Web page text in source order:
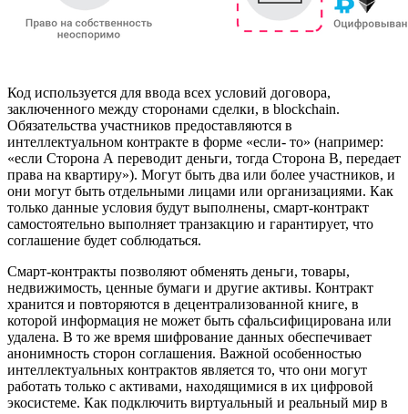
Код используется для ввода всех условий договора,
заключенного между сторонами сделки, в blockchain.
Обязательства участников предоставляются в
интеллектуальном контракте в форме «если- то» (например:
«если Сторона А переводит деньги, тогда Сторона В, передает
права на квартиру»). Могут быть два или более участников, и
они могут быть отдельными лицами или организациями. Как
только данные условия будут выполнены, смарт-контракт
самостоятельно выполняет транзакцию и гарантирует, что
соглашение будет соблюдаться.
Смарт-контракты позволяют обменять деньги, товары,
недвижимость, ценные бумаги и другие активы. Контракт
хранится и повторяются в децентрализованной книге, в
которой информация не может быть сфальсифицирована или
удалена. В то же время шифрование данных обеспечивает
анонимность сторон соглашения. Важной особенностью
интеллектуальных контрактов является то, что они могут
работать только с активами, находящимися в их цифровой
экосистеме. Как подключить виртуальный и реальный мир в